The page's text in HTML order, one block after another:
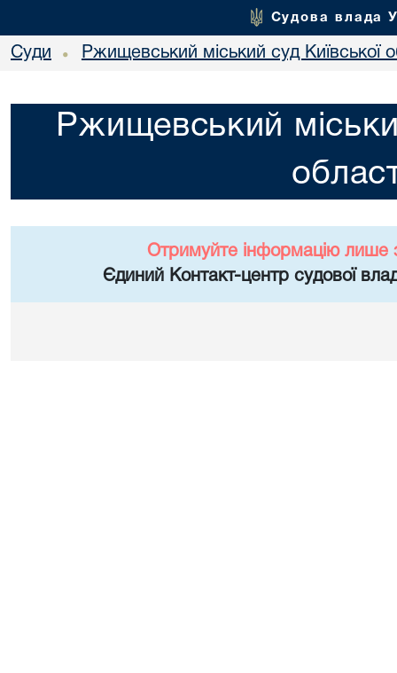
Судова влада
Суди • Ржищевський міський суд Київської
Ржищевський
Отримуйте інформацію лише
Єдиний Контакт-центр судової